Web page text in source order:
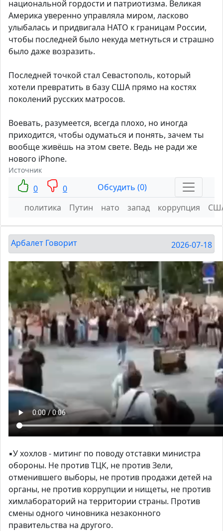
национальной гордости и патриотизма. Великая
Америка уверенно управляла миром, ласково
улыбалась и придвигала НАТО к границам России,
чтобы последней было некуда метнуться и страшно
было даже возразить.
Последней точкой стал Севастополь, который
хотели превратить в базу США прямо на костях
поколений русских матросов.
Воевать, разумеется, всегда плохо, но иногда
приходится, чтобы одуматься и понять, зачем ты
вообще живёшь на этом свете. Ведь не ради же
нового iPhone.
Источник
0 0
Обсудить (0)
политика
Путин нато запад коррупция
Арбалет Говорит 2026-07-18
▪️У хохлов - митинг по поводу отставки министра
обороны. Не против ТЦК, не против Зели,
отменившего выборы, не против продажи детей на
органы, не против коррупции и нищеты, не против
химлабораторий на территории страны. Против
смены одного чиновника незаконного
правительства на другого.